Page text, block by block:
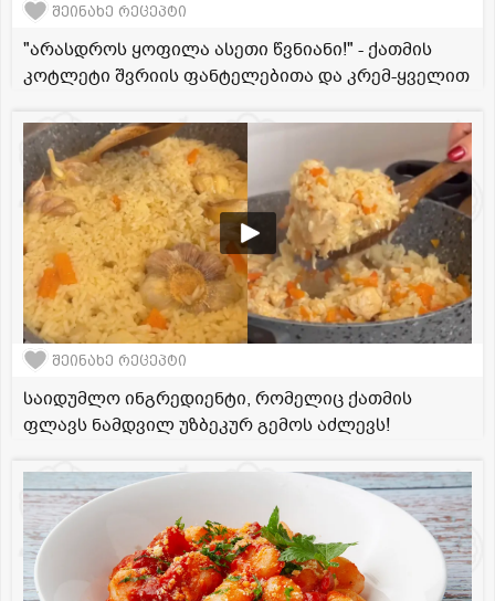
შეინახე რეცეპტი
"არასდროს ყოფილა ასეთი წვნიანი!" - ქათმის
კოტლეტი შვრიის ფანტელებითა და კრემ-ყველით
შეინახე რეცეპტი
საიდუმლო ინგრედიენტი, რომელიც ქათმის
ფლავს ნამდვილ უზბეკურ გემოს აძლევს!